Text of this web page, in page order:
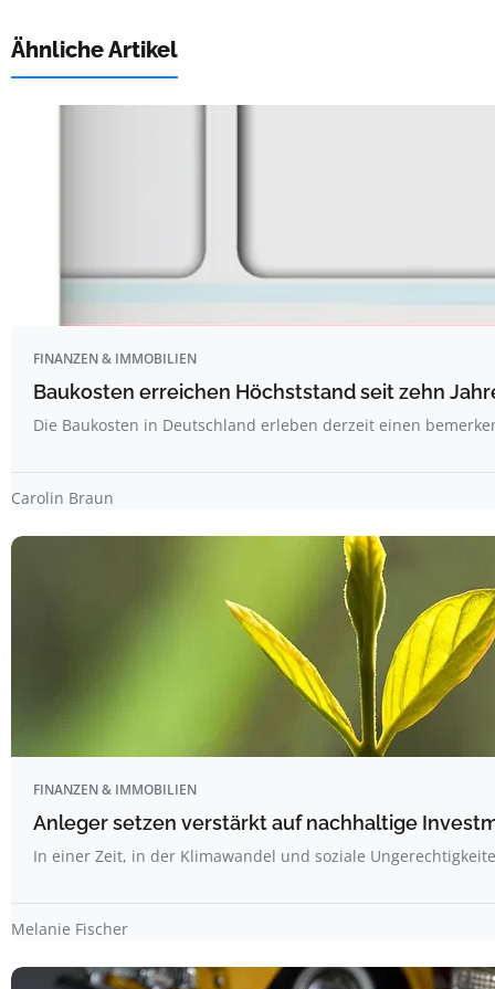
Ähnliche Artikel
FINANZEN & IMMOBILIEN
Baukosten erreichen Höchststand seit zehn
Die Baukosten in Deutschland erleben derzeit einen
Carolin Braun
FINANZEN & IMMOBILIEN
Anleger setzen verstärkt auf nachhaltige
In einer Zeit, in der Klimawandel und soziale
Melanie Fischer